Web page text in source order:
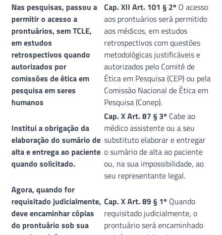
Nas pesquisas, passou a
permitir o acesso a
prontuários, sem TCLE,
em estudos
retrospectivos quando
autorizados por
comissões de ética em
pesquisa em seres
humanos
Cap. XII Art. 101 § 2º O acesso
aos prontuários será permitido
aos médicos, em estudos
retrospectivos com questões
metodológicas justificáveis e
autorizados pelo Comitê de
Ética em Pesquisa (CEP) ou pela
Comissão Nacional de Ética em
Pesquisa (Conep).
Institui a obrigação da
elaboração do sumário de
alta e entrega ao paciente
quando solicitado.
Cap. X Art. 87 § 3º Cabe ao
médico assistente ou a seu
substituto elaborar e entregar
o sumário de alta ao paciente
ou, na sua impossibilidade, ao
seu representante legal.
Agora, quando for
requisitado judicialmente,
deve encaminhar cópias
do prontuário sob sua
Cap. X Art. 89 § 1º Quando
requisitado judicialmente, o
prontuário será encaminhado